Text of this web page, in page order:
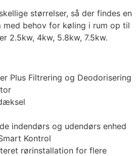
størrelser, så der findes en
med behov for køling i rum op til
2.5kw, 4kw, 5.8kw, 7.5kw.
Plus Filtrering og Deodorisering
indendørs og udendørs enhed
Kontrol
rørinstallation for flere